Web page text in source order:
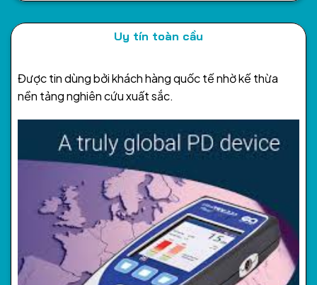
Uy tín toàn cầu
Được tin dùng bởi khách hàng quốc tế nhờ kế thừa
nền tảng nghiên cứu xuất sắc.